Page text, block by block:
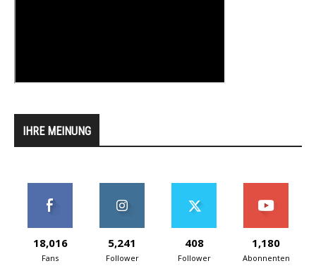
IHRE MEINUNG
18,016
Fans
5,241
Follower
408
Follower
1,180
Abonnenten